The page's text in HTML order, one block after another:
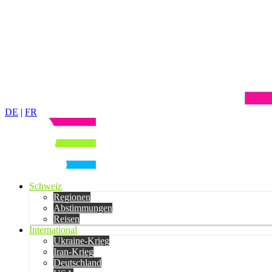
DE | FR
Schweiz
Regionen
Abstimmungen
Reisen
International
Ukraine-Krieg
Iran-Krieg
Deutschland